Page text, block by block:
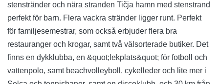
stenstränder och nära stranden Tičja hamn med stenstrand
perfekt för barn. Flera vackra stränder ligger runt. Perfekt
för familjesemestrar, som också erbjuder flera bra
restauranger och krogar, samt två välsorterade butiker. Det
finns en dykklubba, en &quot;lekplats&quot; för fotboll och
vattenpolo, samt beachvolleyboll, cykelleder och lite mer i